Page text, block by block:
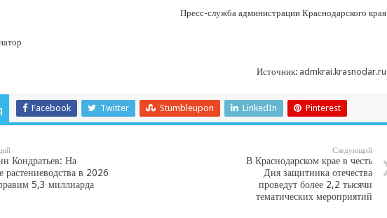
Пресс-служба администрации Краснодарского края
Источник: admkrai.krasnodar.ru
Facebook Twitter Stumbleupon LinkedIn Pinterest
Кондратьев: На
растениеводства в 2026
5,3 миллиарда
Следующий
В Краснодарском крае в честь
Дня защитника отечества
проведут более 2,2 тысячи
тематических мероприятий